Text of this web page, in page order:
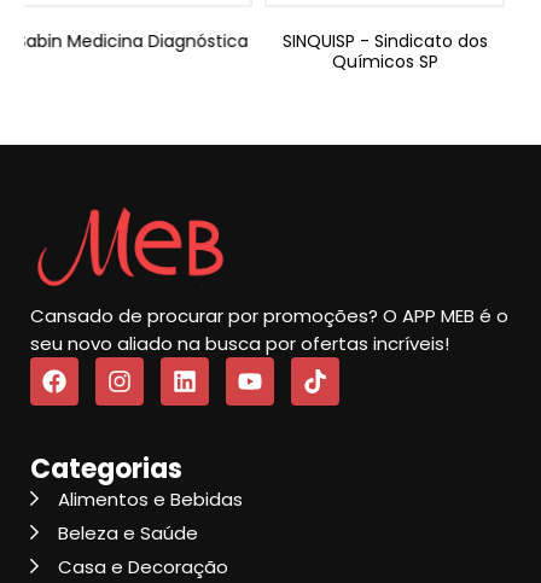
SINQUISP - Sindicato dos
Adde Valorem
Contabilidade
Cansado de procurar por promoções? O APP MEB é o
seu novo aliado na busca por ofertas incríveis!
Categorias
Alimentos e Bebidas
Beleza e Saúde
Casa e Decoração